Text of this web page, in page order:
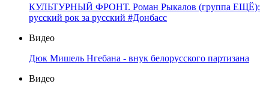
КУЛЬТУРНЫЙ ФРОНТ. Роман Рыкалов (группа ЕЩЁ):
русский рок за русский #Донбасс
Видео
Дюк Мишель Нгебана - внук белорусского партизана
Видео